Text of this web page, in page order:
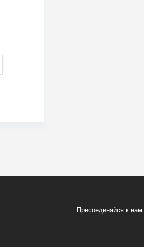
Присоединяйся к нам: